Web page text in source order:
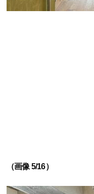
（画像 5/16）